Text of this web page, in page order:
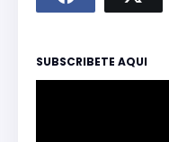
SUBSCRIBETE AQUI